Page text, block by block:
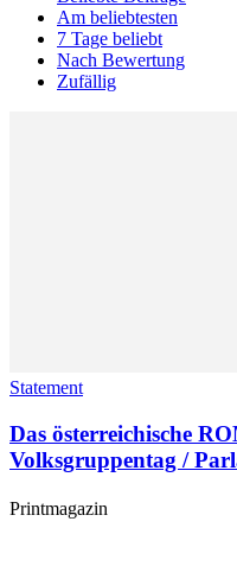
Am beliebtesten
7 Tage beliebt
Nach Bewertung
Zufällig
Statement
Das österreichische
Volksgruppentag /
Printmagazin